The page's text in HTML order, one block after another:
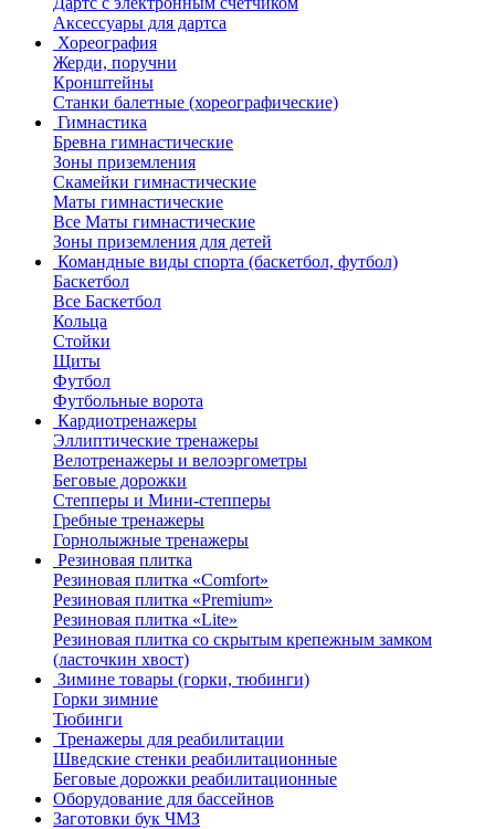
Аксессуары для дартса
Хореография
Жерди, поручни
Кронштейны
Станки балетные (хореографические)
Гимнастика
Бревна гимнастические
Зоны приземления
Скамейки гимнастические
Маты гимнастические
Все Маты гимнастические
Зоны приземления для детей
Командные виды спорта (баскетбол, футбол)
Баскетбол
Все Баскетбол
Кольца
Стойки
Щиты
Футбол
Футбольные ворота
Кардиотренажеры
Эллиптические тренажеры
Велотренажеры и велоэргометры
Беговые дорожки
Степперы и Мини-степперы
Гребные тренажеры
Горнолыжные тренажеры
Резиновая плитка
Резиновая плитка «Comfort»
Резиновая плитка «Premium»
Резиновая плитка «Lite»
Резиновая плитка со скрытым крепежным замком
(ласточкин хвост)
Зимине товары (горки, тюбинги)
Горки зимние
Тюбинги
Тренажеры для реабилитации
Шведские стенки реабилитационные
Беговые дорожки реабилитационные
Оборудование для бассейнов
Заготовки бук ЧМЗ